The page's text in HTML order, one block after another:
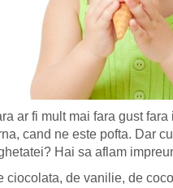
ar fi mult mai fara gust
cand ne este pofta. Dar
Hai sa aflam
ciocolata, de vanilie, de